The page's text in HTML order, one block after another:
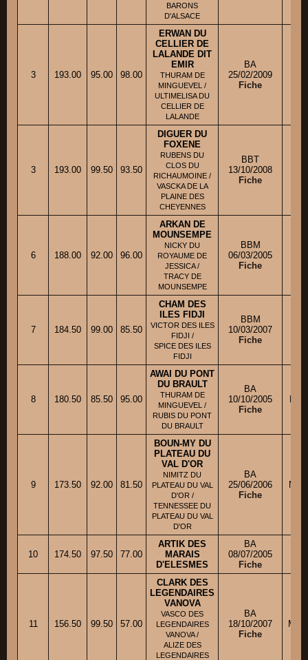
BARONS
D'ALSACE
3 193.00 95.00 98.00
ERWAN DU
CELLIER DE
LALANDE DIT
EMIR
THURAM DE
MINGUEVEL /
ULTIMELISA DU
CELLIER DE
LALANDE
BA
25/02/2009
Fiche
3 193.00 99.50 93.50
DIGUER DU
FOXENE
RUBENS DU
CLOS DU
RICHAUMOINE /
VASCKA DE LA
PLAINE DES
CHEYENNES
BBT
13/10/2008
Fiche
6 188.00 92.00 96.00
ARKAN DE
MOUNSEMPE
NICKY DU
ROYAUME DE
JESSICA /
TRACY DE
MOUNSEMPE
BBM
06/03/2005
Fiche
7 184.50 99.00 85.50
CHAM DES
ILES FIDJI
VICTOR DES ILES
FIDJI /
SPICE DES ILES
FIDJI
BBM
10/03/2007
Fiche
8 180.50 85.50 95.00
AWAI DU PONT
DU BRAULT
THURAM DE
MINGUEVEL /
RUBIS DU PONT
DU BRAULT
BA
10/10/2005
Fiche
9 173.50 92.00 81.50
BOUN-MY DU
PLATEAU DU
VAL D'OR
NIMITZ DU
PLATEAU DU VAL
D'OR /
TENNESSEE DU
PLATEAU DU VAL
D'OR
BA
25/06/2006
Fiche
10 174.50 97.50 77.00
ARTIK DES
MARAIS
D'ELESMES
BA
08/07/2005
Fiche
11 156.50 99.50 57.00
CLARK DES
LEGENDAIRES
VANOVA
VASCO DES
LEGENDAIRES
VANOVA /
ALIZE DES
LEGENDAIRES
BA
18/10/2007
Fiche
M.